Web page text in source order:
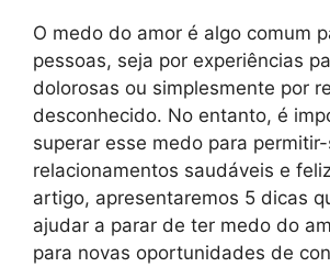
O medo do amor é algo comum
pessoas, seja por experiências
dolorosas ou simplesmente por
desconhecido. No entanto, é
superar esse medo para
relacionamentos saudáveis e
artigo, apresentaremos 5 dicas
ajudar a parar de ter medo do
para novas oportunidades de